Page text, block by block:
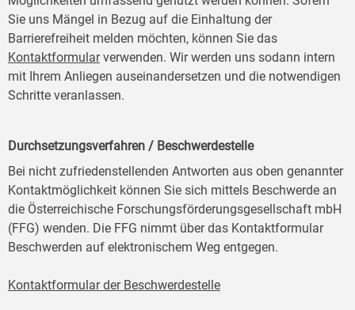
Sie uns Mängel in Bezug auf die Einhaltung der
Barrierefreiheit melden möchten, können Sie das
Kontaktformularverwenden. Wir werden uns sodann intern
mit Ihrem Anliegen auseinandersetzen und die notwendigen
Schritte veranlassen.
Durchsetzungsverfahren / Beschwerdestelle
Bei nicht zufriedenstellenden Antworten aus oben genannter
Kontaktmöglichkeit können Sie sich mittels Beschwerde an
die Österreichische Forschungsförderungsgesellschaft mbH
(FFG) wenden. Die FFG nimmt über das Kontaktformular
Beschwerden auf elektronischem Weg entgegen.
Kontaktformular der Beschwerdestelle